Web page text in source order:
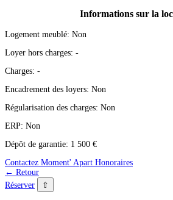
Informations sur la
Logement meublé: Non
Loyer hors charges: -
Charges: -
Encadrement des loyers: Non
Régularisation des charges: Non
ERP: Non
Dépôt de garantie: 1 500 €
Contactez Moment' Apart Honoraires
← Retour
Réserver
⇧